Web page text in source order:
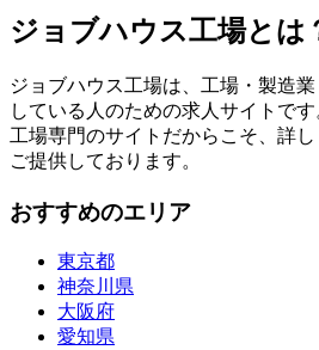
ジョブハウス工場とは
ジョブハウス工場は、工場・製造
している人のための求人サイトです
工場専門のサイトだからこそ、詳
ご提供しております。
おすすめのエリア
東京都
神奈川県
大阪府
愛知県